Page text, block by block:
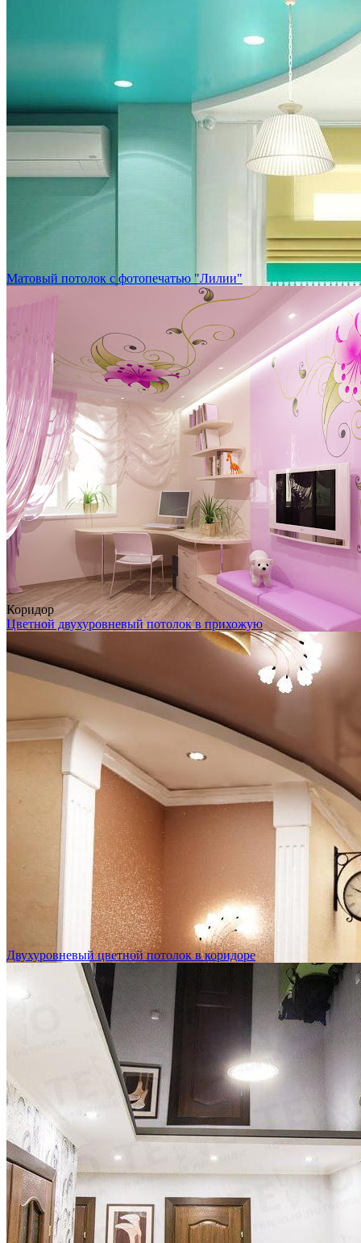
Матовый потолок с фотопечатью "Лилии"
Коридор
Цветной двухуровневый потолок в прихожую
Двухуровневый цветной потолок в коридоре